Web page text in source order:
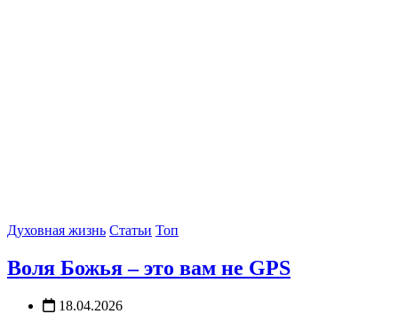
Духовная жизнь Статьи Топ
Воля Божья – это вам не GPS
18.04.2026